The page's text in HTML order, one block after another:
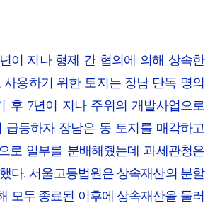
이 지나 형제 간 협의에 의해 상속한
용하기 위한 토지는 장남 단독 명의
후 7년이 지나 주위의 개발사업으로
급등하자 장남은 동 토지를 매각하고
로 일부를 분배해줬는데 과세관청은
다. 서울고등법원은 상속재산의 분할
모두 종료된 이후에 상속재산을 둘러